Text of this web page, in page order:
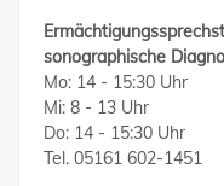
sonographische
Mo: 14 - 15:30 Uhr
Mi: 8 - 13 Uhr
Do: 14 - 15:30 Uhr
Tel. 05161 602-1451